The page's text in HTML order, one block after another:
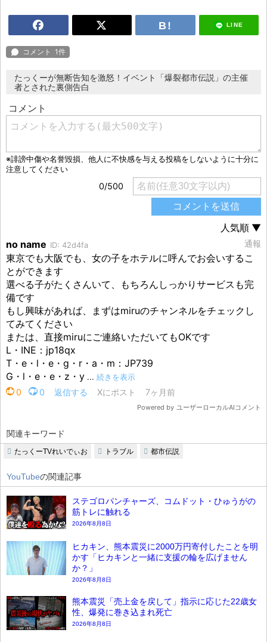
LINE
たっくーが無断告知を激怒！イベント「爆裂都市伝説」の主催
者とされた裏側告白
関連キーワード
たっくーTVれいでぃお トラブル 都市伝説
YouTubeの関連記事
ステゴロパンチャーズ、コムドット・ひゅうがの
筋トレに触れる
2026年8月8日
ヒカキン、熊本震災に2000万円寄付したことを明
かす「ヒカキンと一緒に支援の輪を広げません
か？」
2026年8月8日
熊本震災「売上金を戻して」指示に応じた22歳女
性、爆発に巻き込まれ死亡
2026年8月8日